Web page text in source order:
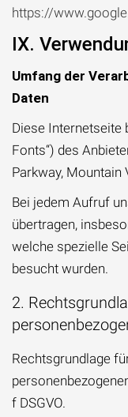
https://
IX.
Umfang der
Daten
Diese Internetseite
Fonts“) des
Parkway, Mountain
Bei jedem Aufruf
übertragen,
welche spezielle
besucht wurden.
2.
Rechtsgrundlage
f DSGVO.